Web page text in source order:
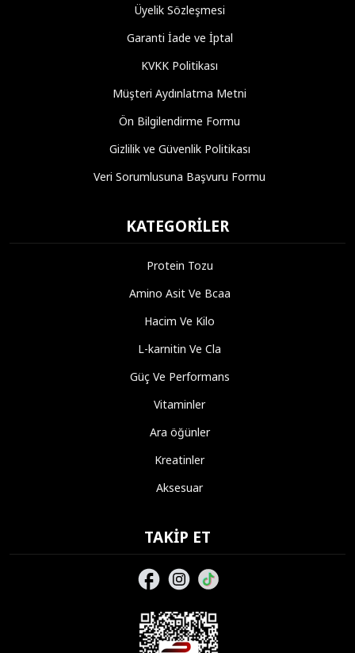
Üyelik Sözleşmesi
Garanti İade ve İptal
KVKK Politikası
Müşteri Aydınlatma Metni
Ön Bilgilendirme Formu
Gizlilik ve Güvenlik Politikası
Veri Sorumlusuna Başvuru Formu
KATEGORILER
Protein Tozu
Amino Asit Ve Bcaa
Hacim Ve Kilo
L-karnitin Ve Cla
Güç Ve Performans
Vitaminler
Ara öğünler
Kreatinler
Aksesuar
TAKIP ET